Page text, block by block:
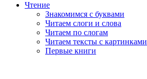
Чтение
Знакомимся с буквами
Читаем слоги и слова
Читаем по слогам
Читаем тексты с картинками
Первые книги